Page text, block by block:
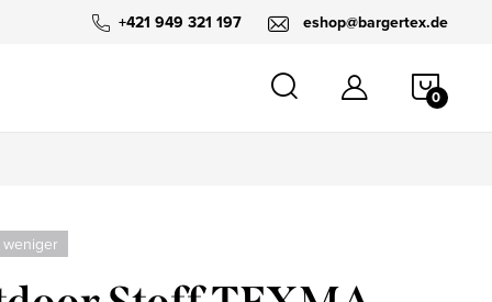
+421 949 321 197 eshop@bargertex.de